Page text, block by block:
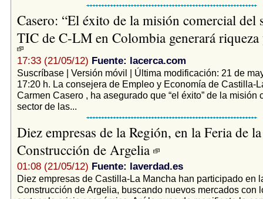
Casero: “El éxito de la misión comercial del
TIC de C-LM en Colombia generará riqueza
17:33 (21/05/12) Fuente: lacerca.com
Suscríbase | Versión móvil | Última modificación: 21 de
17:20 h. La consejera de Empleo y Economía de Castilla-
Carmen Casero , ha asegurado que “el éxito” de la misión
sector de las...
Diez empresas de la Región, en la Feria de la
Construcción de Argelia
01:08 (21/05/12) Fuente: laverdad.es
Diez empresas de Castilla-La Mancha han participado en
Construcción de Argelia, buscando nuevos mercados con